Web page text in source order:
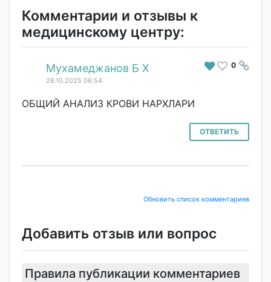
Комментарии и отзывы к
медицинскому центру:
# 0
Мухамеджанов Б Х
28.10.2025 06:54
ОБЩИЙ АНАЛИЗ КРОВИ НАРХЛАРИ
ОТВЕТИТЬ
Обновить список комментариев
Добавить отзыв или вопрос
Правила публикации комментариев